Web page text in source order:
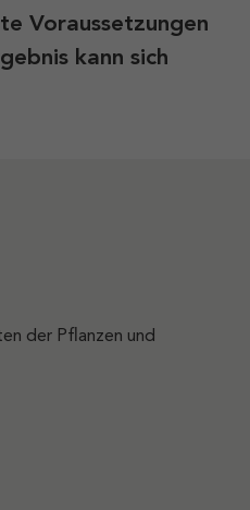
Voraussetzungen
kann sich
der Pflanzen und